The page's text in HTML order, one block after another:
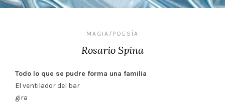
MAGIA/POESÍA
Rosario Spina
Todo lo que se pudre forma una familia
El ventilador del bar
gira